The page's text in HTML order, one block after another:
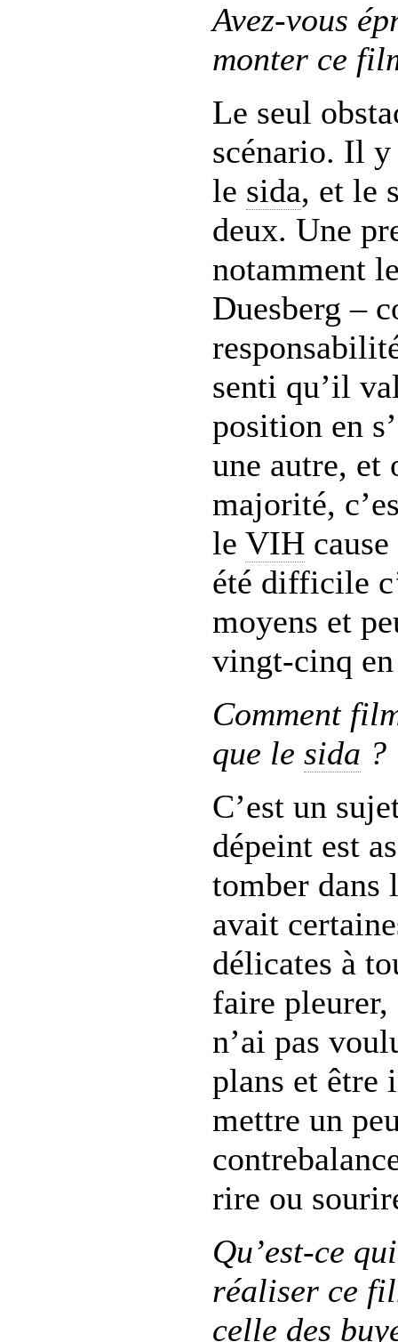
Avez-vous
monter ce
Le seul
scénario. Il y
le sida, et le
deux. Une
notamment
Duesberg –
senti qu’il
position en
une autre, et
majorité,
le VIH
été difficile
moyens et
vingt-cinq
Comment
que le sida ?
C’est un
dépeint est
tomber dans
avait
délicates à
faire pleurer,
n’ai pas
plans et être
mettre un
rire ou
Qu’est-ce
réaliser ce
celle des